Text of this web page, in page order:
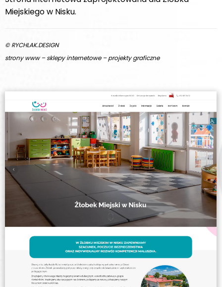
Miejskiego w Nisku.
© RYCHLAK.DESIGN
strony www – sklepy internetowe – projekty graficzne